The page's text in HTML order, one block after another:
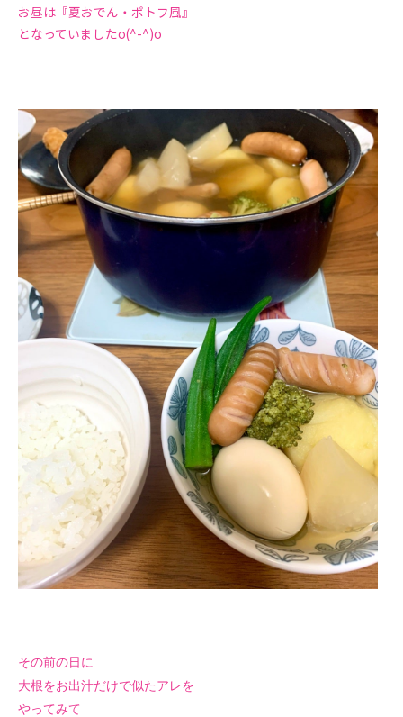
お昼は『夏おでん・ポトフ風』
となっていましたo(^-^)o
その前の日に
大根をお出汁だけで似たアレを
やってみて